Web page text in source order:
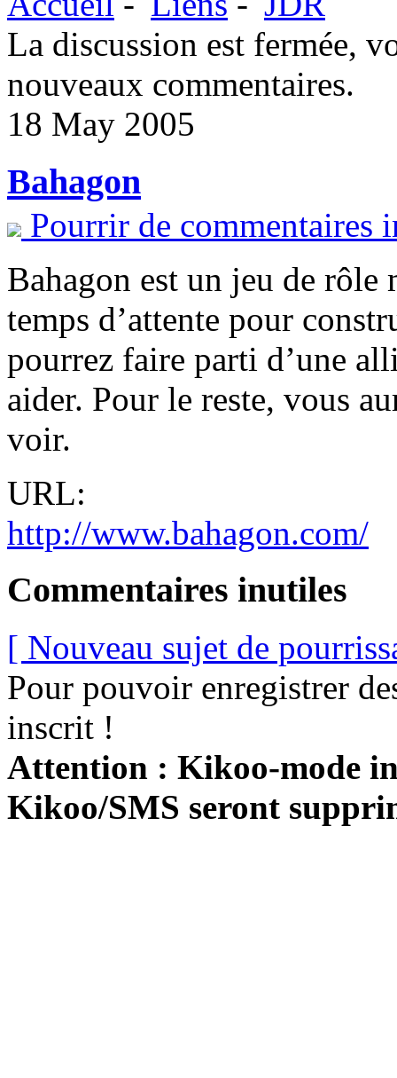
La discussion est fermée,
nouveaux commentaires.
18 May 2005
Bahagon
Pourrir de commentaires
Bahagon est un jeu de rôle
temps d’attente pour
pourrez faire parti d’une
aider. Pour le reste, vous
voir.
URL:
http://www.bahagon.com/
Commentaires inutiles
[ Nouveau sujet de
Pour pouvoir enregistrer
inscrit !
Attention : Kikoo-mode
Kikoo/SMS seront